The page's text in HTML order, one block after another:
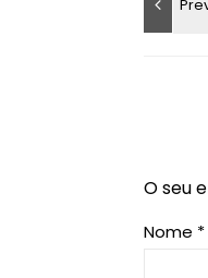
O seu
Nome *